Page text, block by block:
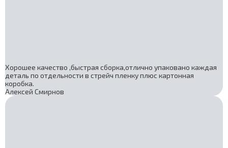
Хорошее качество ,быстрая сборка,отлично упаковано каждая
деталь по отдельности в стрейч пленку плюс картонная
коробка.
Алексей Смирнов